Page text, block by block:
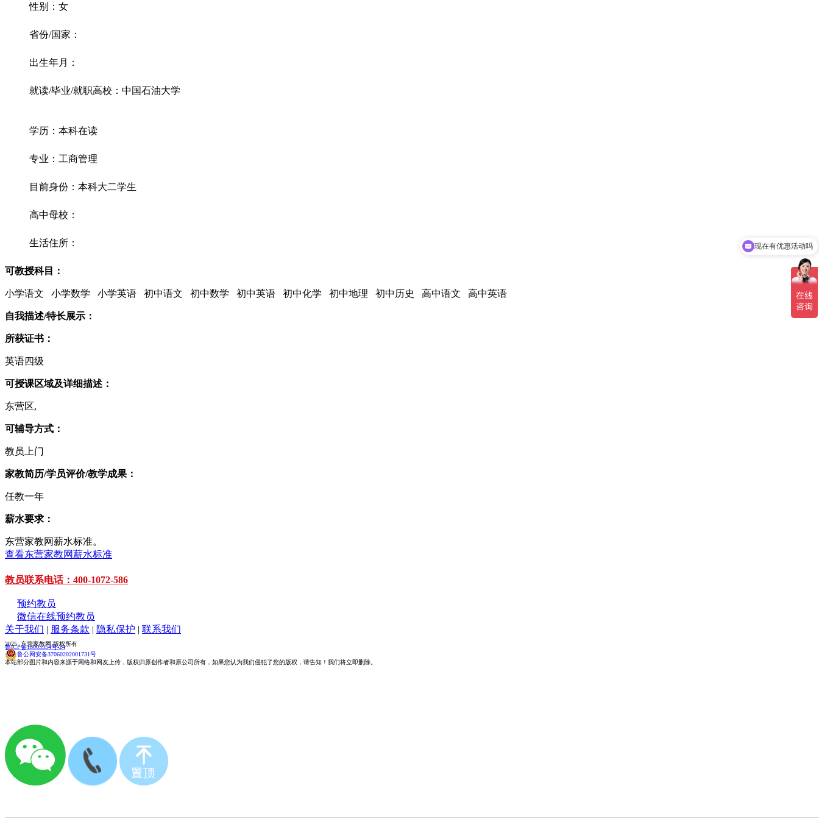
性别：女
省份/国家：
出生年月：
就读/毕业/就职高校：中国石油大学
学历：本科在读
专业：工商管理
目前身份：本科大二学生
高中母校：
生活住所：
可教授科目：
小学语文 小学数学 小学英语 初中语文 初中数学 初中英语 初中化学 初中地理 初中历史 高中语文 高中英语
自我描述/特长展示：
所获证书：
英语四级
可授课区域及详细描述：
东营区,
可辅导方式：
教员上门
家教简历/学员评价/教学成果：
任教一年
薪水要求：
东营家教网薪水标准。
查看东营家教网薪水标准
教员联系电话：400-1072-586
预约教员
微信在线预约教员
关于我们 | 服务条款 | 隐私保护 | 联系我们
2025 东营家教网 版权所有
鲁ICP备18005554号-24
鲁公网安备37060202001731号
本站部分图片和内容来源于网络和网友上传，版权归原创作者和原公司所有，如果您认为我们侵犯了您的版权，请告知！我们将立即删除。
现在有优惠活动吗